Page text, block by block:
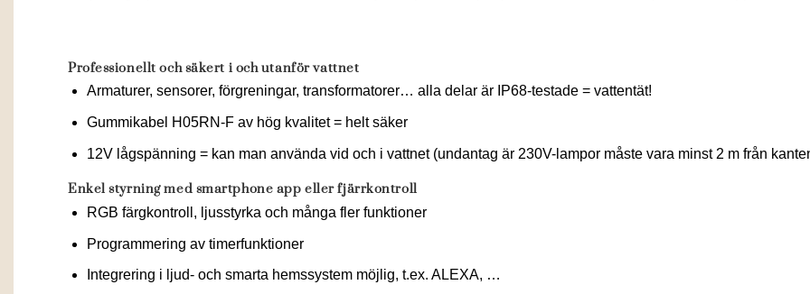
Professionellt och säkert i och utanför vattnet
Armaturer, sensorer, förgreningar, transformatorer… alla delar är IP68-testade = vattentät!
Gummikabel H05RN-F av hög kvalitet = helt säker
12V lågspänning = kan man använda vid och i vattnet (undantag är 230V-lampor måste vara minst 2 m från
Enkel styrning med smartphone app eller fjärrkontroll
RGB färgkontroll, ljusstyrka och många fler funktioner
Programmering av timerfunktioner
Integrering i ljud- och smarta hemssystem möjlig, t.ex. ALEXA, …